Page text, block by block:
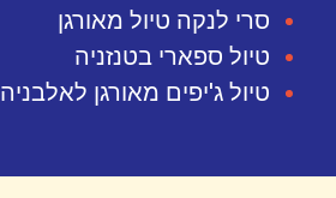
סרי לנקה טיול מאורגן
טיול ספארי בטנזניה
טיול ג'יפים מאורגן לאלבניה